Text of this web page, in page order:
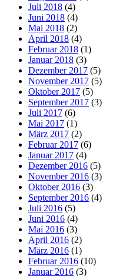
Juli 2018 (4)
Juni 2018 (4)
Mai 2018 (2)
April 2018 (4)
Februar 2018 (1)
Januar 2018 (3)
Dezember 2017 (5)
November 2017 (5)
Oktober 2017 (5)
September 2017 (3)
Juli 2017 (6)
Mai 2017 (1)
März 2017 (2)
Februar 2017 (6)
Januar 2017 (4)
Dezember 2016 (5)
November 2016 (3)
Oktober 2016 (3)
September 2016 (4)
Juli 2016 (5)
Juni 2016 (4)
Mai 2016 (3)
April 2016 (2)
März 2016 (1)
Februar 2016 (10)
Januar 2016 (3)